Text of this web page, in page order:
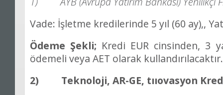
Vade: İşletme kredilerinde 5 yıl (60 ay),, Yat
Ödeme Şekli; Kredi EUR cinsinden,
ödemeli veya AET olarak kullandırılacaktı
2) Teknoloji, AR-GE, tııovasyon